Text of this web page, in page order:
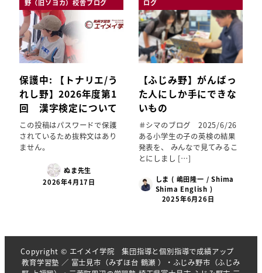
野（旧ソヨカ）校舎ブログ
保護中: 【トナリエ/う
れし野】2026年度第1
回 漢字検定について
この投稿はパスワードで保護
されているため抜粋文はあり
ません。
ぬま先生
2026年4月17日
ログ
【ふじみ野】がんばっ
た人にしか手にできな
いもの
＃シマのブログ 2025/6/26
ある小学生の子の英検の結果
発表を、 みんなで見てみるこ
とにしまし […]
しま ( 嶋田隆一 / Shima
Shima English )
2025年6月26日
Copyright © エイメイ学院 集団指導と個別指導で成績アップ
教育学習塾 ／ 富士見市（みずほ台 鶴瀬 ）・ふじみ野市（ふじみ